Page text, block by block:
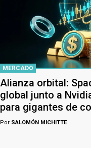
MERCADO
Alianza orbital:
global junto a
para gigantes de
Por SALOMÓN MICHITTE